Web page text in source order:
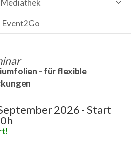
Mediathek
Event2Go
- für flexible
2026 - Start